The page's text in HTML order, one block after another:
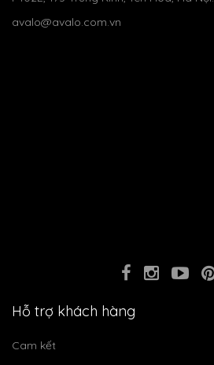
avalo@avalo.com.vn
Hỗ trợ khách hàng
Cam kết